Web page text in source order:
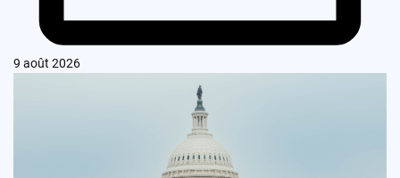
9 août 2026